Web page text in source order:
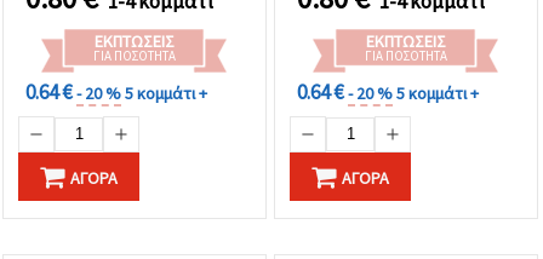
ΕΚΠΤΏΣΕΙΣ
ΓΙΑ ΠΟΣΌΤΗΤΑ
0.64 €- 20 %5 κομμάτι +
ΑΓΟΡΆ
ΕΚΠΤΏΣΕΙΣ
ΓΙΑ ΠΟΣΌΤΗΤΑ
0.64 €- 20 %5 κομμάτι +
ΑΓΟΡΆ